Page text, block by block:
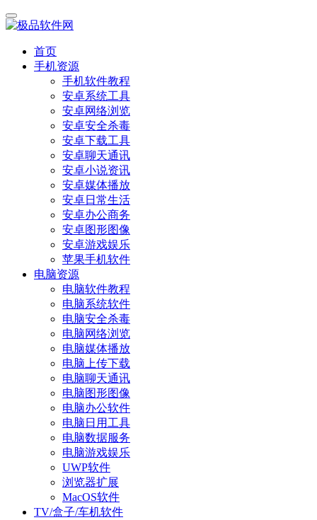
首页
手机资源
手机软件教程
安卓系统工具
安卓网络浏览
安卓安全杀毒
安卓下载工具
安卓聊天通讯
安卓小说资讯
安卓媒体播放
安卓日常生活
安卓办公商务
安卓图形图像
安卓游戏娱乐
苹果手机软件
电脑资源
电脑软件教程
电脑系统软件
电脑安全杀毒
电脑网络浏览
电脑媒体播放
电脑上传下载
电脑聊天通讯
电脑图形图像
电脑办公软件
电脑日用工具
电脑数据服务
电脑游戏娱乐
UWP软件
浏览器扩展
MacOS软件
TV/盒子/车机软件